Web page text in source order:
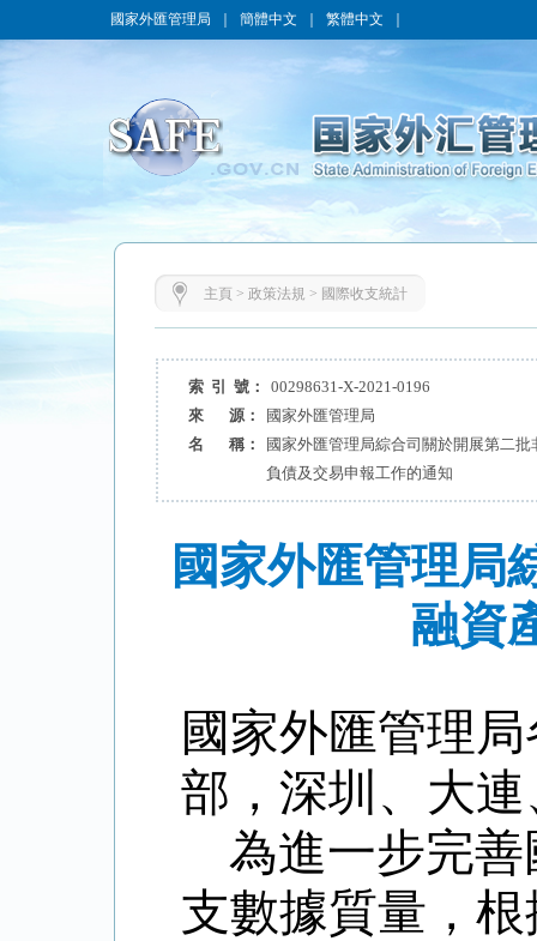
國家外匯管理局 簡體中文 繁體中文
主頁 > 政策法規 > 國際收支統計
索 引 號：
00298631-X-2021-0196
來 源：
國家外匯管理局
名 稱：
國家外匯管理局綜合司關於開展第二
負債及交易申報工作的通知
國家外匯管理局
融資
國家外匯管理
部，深圳、大
為進一步完
支數據質量，